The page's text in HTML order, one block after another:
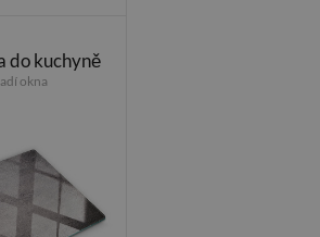
do kuchyně
okna